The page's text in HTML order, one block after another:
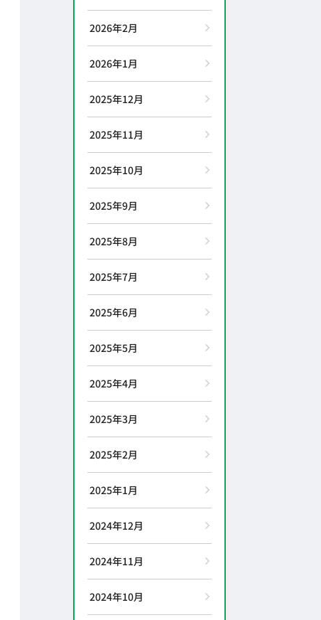
2026年2月
2026年1月
2025年12月
2025年11月
2025年10月
2025年9月
2025年8月
2025年7月
2025年6月
2025年5月
2025年4月
2025年3月
2025年2月
2025年1月
2024年12月
2024年11月
2024年10月